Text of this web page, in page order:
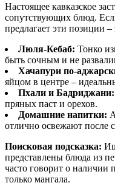
Настоящее кавказское
сопутствующих блюд.
предлагает эти позиции
Люля-Кебаб: Тонко
быть сочным и не
Хачапури по-
яйцом в центре –
Пхали и Бадриджани:
пряных паст и орехов.
Домашние напитки:
отлично освежают после
Поисковая подсказка:
представлены блюда из
часто говорит о наличии
только мангала.